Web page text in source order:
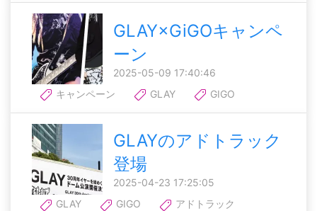
GLAY×GiGOキャンペ
ーン
2025-05-09 17:40:46
キャンペーン
GLAY GIGO
GLAYのアドトラック
登場
2025-04-23 17:25:05
GLAY
GIGO アドトラック